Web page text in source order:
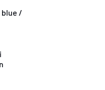
blue /